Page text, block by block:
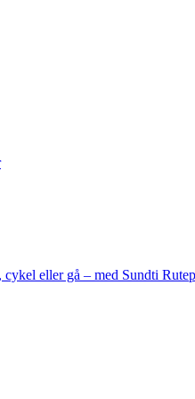
eller gå – med Sundti